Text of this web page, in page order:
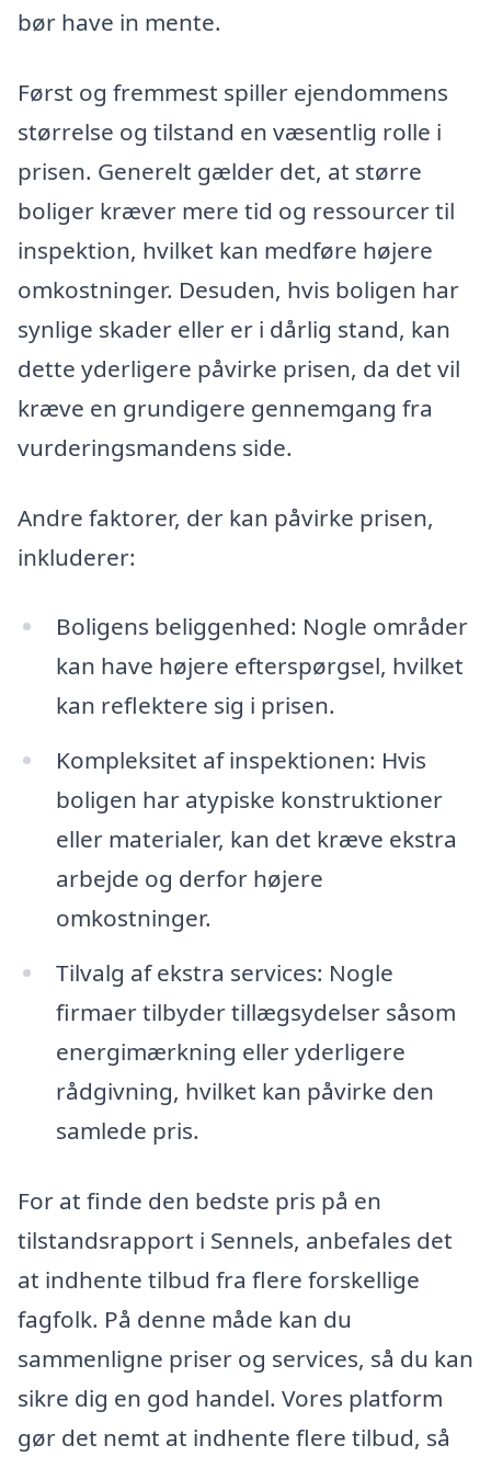
bør have in mente.
Først og fremmest spiller ejendommens
størrelse og tilstand en væsentlig rolle i
prisen. Generelt gælder det, at større
boliger kræver mere tid og ressourcer til
inspektion, hvilket kan medføre højere
omkostninger. Desuden, hvis boligen har
synlige skader eller er i dårlig stand, kan
dette yderligere påvirke prisen, da det vil
kræve en grundigere gennemgang fra
vurderingsmandens side.
Andre faktorer, der kan påvirke prisen,
inkluderer:
Boligens beliggenhed: Nogle områder
kan have højere efterspørgsel, hvilket
kan reflektere sig i prisen.
Kompleksitet af inspektionen: Hvis
boligen har atypiske konstruktioner
eller materialer, kan det kræve ekstra
arbejde og derfor højere
omkostninger.
Tilvalg af ekstra services: Nogle
firmaer tilbyder tillægsydelser såsom
energimærkning eller yderligere
rådgivning, hvilket kan påvirke den
samlede pris.
For at finde den bedste pris på en
tilstandsrapport i Sennels, anbefales det
at indhente tilbud fra flere forskellige
fagfolk. På denne måde kan du
sammenligne priser og services, så du kan
sikre dig en god handel. Vores platform
gør det nemt at indhente flere tilbud, så